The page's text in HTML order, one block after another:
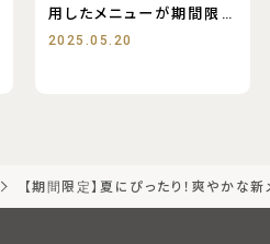
用したメニューが期間限定
で販売中です！
2025.05.20
【期間限定】夏にぴったり！爽やかな